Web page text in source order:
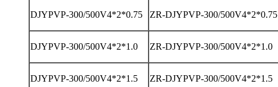
DJYPVP-300/500V4*2*0.75 ZR-DJYPVP-300/500V4*2*0.75
DJYPVP-300/500V4*2*1.0 ZR-DJYPVP-300/500V4*2*1.0
DJYPVP-300/500V4*2*1.5 ZR-DJYPVP-300/500V4*2*1.5